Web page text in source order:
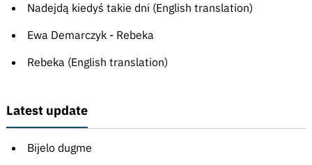
Nadejdą kiedyś takie dni (English translation)
Ewa Demarczyk - Rebeka
Rebeka (English translation)
Latest update
Bijelo dugme